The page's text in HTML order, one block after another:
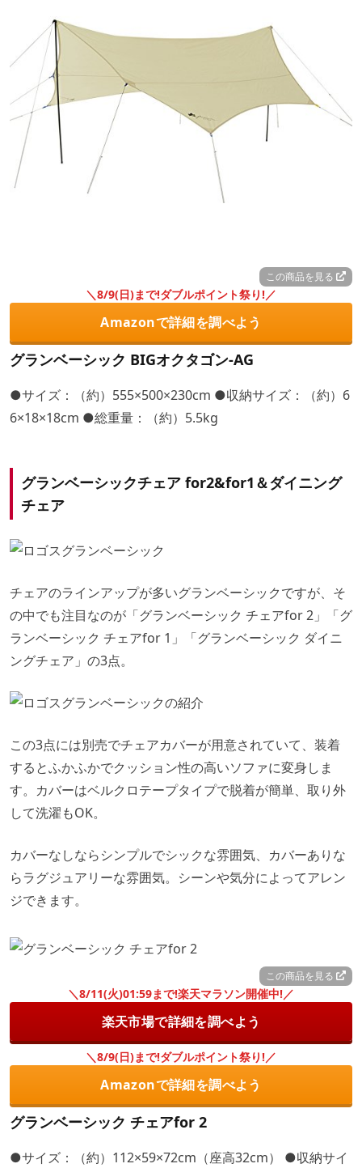
この商品を見る
＼8/9(日)まで!ダブルポイント祭り!／
Amazonで詳細を調べよう
グランベーシック BIGオクタゴン-AG
●サイズ：（約）555×500×230cm ●収納サイズ：（約）6
6×18×18cm ●総重量：（約）5.5kg
グランベーシックチェア for2&for1＆ダイニング
チェア
チェアのラインアップが多いグランベーシックですが、そ
の中でも注目なのが「グランベーシック チェアfor 2」「グ
ランベーシック チェアfor 1」「グランベーシック ダイニ
ングチェア」の3点。
この3点には別売でチェアカバーが用意されていて、装着
するとふかふかでクッション性の高いソファに変身しま
す。カバーはベルクロテープタイプで脱着が簡単、取り外
して洗濯もOK。
カバーなしならシンプルでシックな雰囲気、カバーありな
らラグジュアリーな雰囲気。シーンや気分によってアレン
ジできます。
この商品を見る
＼8/11(火)01:59まで!楽天マラソン開催中!／
楽天市場で詳細を調べよう
＼8/9(日)まで!ダブルポイント祭り!／
Amazonで詳細を調べよう
グランベーシック チェアfor 2
●サイズ：（約）112×59×72cm（座高32cm） ●収納サイ